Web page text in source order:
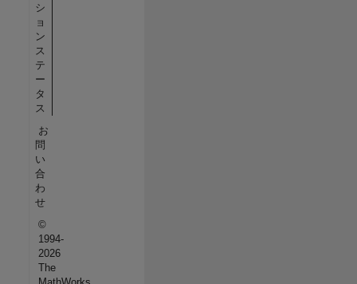
シ
ョ
ン
ス
テ
ー
タ
ス
お
問
い
合
わ
せ
©
1994-
2026
The